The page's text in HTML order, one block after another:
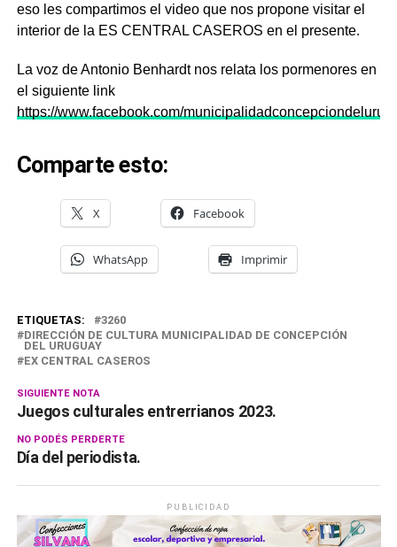
eso les compartimos el video que nos propone visitar el
interior de la ES CENTRAL CASEROS en el presente.
La voz de Antonio Benhardt nos relata los pormenores en
el siguiente link
https://www.facebook.com/
Comparte esto:
X Facebook
WhatsApp Imprimir
ETIQUETAS:
3260
DIRECCIÓN DE CULTURA MUNICIPALIDAD DE CONCEPCIÓN
DEL URUGUAY
EX CENTRAL CASEROS
SIGUIENTE NOTA
Juegos culturales entrerrianos 2023.
NO PODÉS PERDERTE
Día del periodista.
PUBLICIDAD